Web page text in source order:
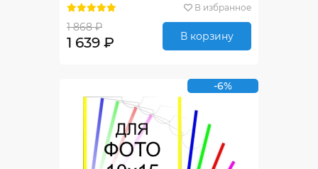
В избранное
1 868 ₽
1 639 ₽ В корзину
-6%